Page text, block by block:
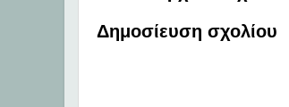
Δημοσίευση σχολίου